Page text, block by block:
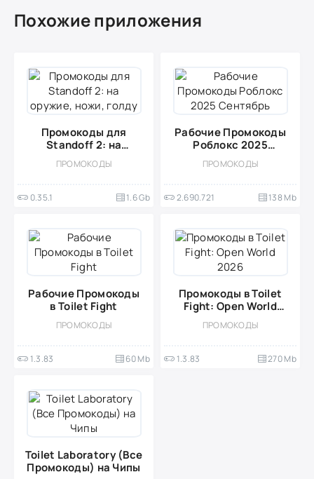
Похожие приложения
Промокоды для
Standoff 2: на
оружие, ножи, голду
ПРОМОКОДЫ
0.35.1 1.6 Gb
Рабочие Промокоды
Роблокс 2025
Сентябрь
ПРОМОКОДЫ
2.690.721 138 Mb
Рабочие Промокоды
в Toilet Fight
ПРОМОКОДЫ
1.3.83 60 Mb
Промокоды в Toilet
Fight: Open World
2026
ПРОМОКОДЫ
1.3.83 270 Mb
Toilet Laboratory (Все
Промокоды) на Чипы